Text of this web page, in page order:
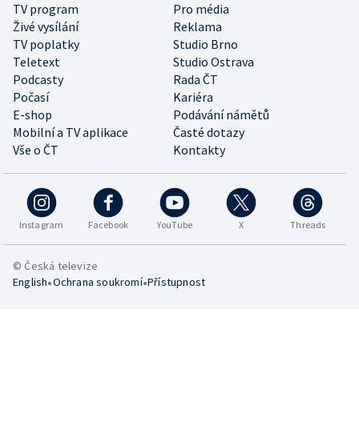
TV program
Pro média
Živé vysílání
Reklama
TV poplatky
Studio Brno
Teletext
Studio Ostrava
Podcasty
Rada ČT
Počasí
Kariéra
E-shop
Podávání námětů
Mobilní a TV aplikace
Časté dotazy
Vše o ČT
Kontakty
Instagram Facebook YouTube X Threads
© Česká televize
English•Ochrana soukromí•Přístupnost